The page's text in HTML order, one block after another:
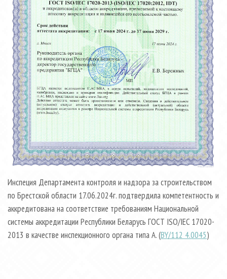
Инспеция Департамента контроля и надзора за строительством
по Брестской области 17.06.2024г. подтвердила компетентность и
аккредитована на соответствие требованиям Национальной
системы аккредитации Республики Беларусь ГОСТ ISO/IEC 17020-
2013 в качестве инспекционного органа типа А. (BY/112 4.0045)